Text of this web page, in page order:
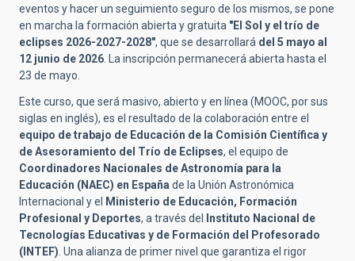
eventos y hacer un seguimiento seguro de los mismos, se pone
en marcha la formación abierta y gratuita "El Sol y el trío de
eclipses 2026-2027-2028", que se desarrollará del 5 mayo al
12 junio de 2026. La inscripción permanecerá abierta hasta el
23 de mayo.
Este curso, que será masivo, abierto y en línea (MOOC, por sus
siglas en inglés), es el resultado de la colaboración entre el
equipo de trabajo de Educación de la Comisión Científica y
de Asesoramiento del Trío de Eclipses, el equipo de
Coordinadores Nacionales de Astronomía para la
Educación (NAEC) en Españade la Unión Astronómica
Internacional y el
Ministerio de Educación, Formación
Profesional y Deportes, a través del
Instituto Nacional de
Tecnologías Educativas y de Formación del Profesorado
(INTEF). Una alianza de primer nivel que garantiza el rigor